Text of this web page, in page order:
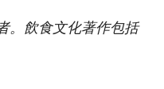
。飲食文化著作包括